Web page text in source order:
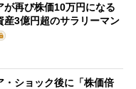
が再び株価10万円になる
産3億円超のサラリーマン
・ショック後に「株価倍